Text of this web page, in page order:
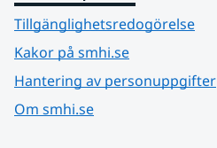
Tillgänglighetsredogörelse
Kakor på smhi.se
Hantering av personuppgifter
Om smhi.se